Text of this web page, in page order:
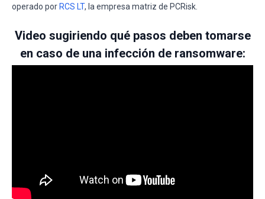
operado por RCS LT, la empresa matriz de PCRisk.
Video sugiriendo qué pasos deben tomarse
en caso de una infección de ransomware: